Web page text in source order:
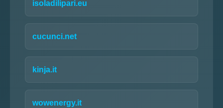
isoladilipari.eu
cucunci.net
kinja.it
wowenergy.it